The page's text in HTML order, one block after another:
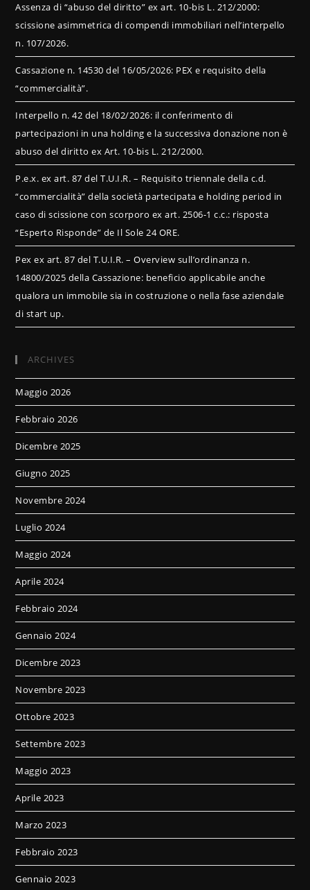
Assenza di “abuso del diritto” ex art. 10-bis L. 212/2000:
scissione asimmetrica di compendi immobiliari nell’interpello
n. 107/2026.
Cassazione n. 14530 del 16/05/2026: PEX e requisito della
“commercialità”.
Interpello n. 42 del 18/02/2026: il conferimento di
partecipazioni in una holding e la successiva donazione non è
abuso del diritto ex Art. 10-bis L. 212/2000.
P.e.x. ex art. 87 del T.U.I.R. – Requisito triennale della c.d.
“commercialità” della società partecipata e holding period in
caso di scissione con scorporo ex art. 2506-1 c.c.: risposta
“Esperto Risponde” de Il Sole 24 ORE.
Pex ex art. 87 del T.U.I.R. – Overview sull’ordinanza n.
14800/2025 della Cassazione: beneficio applicabile anche
qualora un immobile sia in costruzione o nella fase aziendale
di start up.
ARCHIVES
Maggio 2026
Febbraio 2026
Dicembre 2025
Giugno 2025
Novembre 2024
Luglio 2024
Maggio 2024
Aprile 2024
Febbraio 2024
Gennaio 2024
Dicembre 2023
Novembre 2023
Ottobre 2023
Settembre 2023
Maggio 2023
Aprile 2023
Marzo 2023
Febbraio 2023
Gennaio 2023